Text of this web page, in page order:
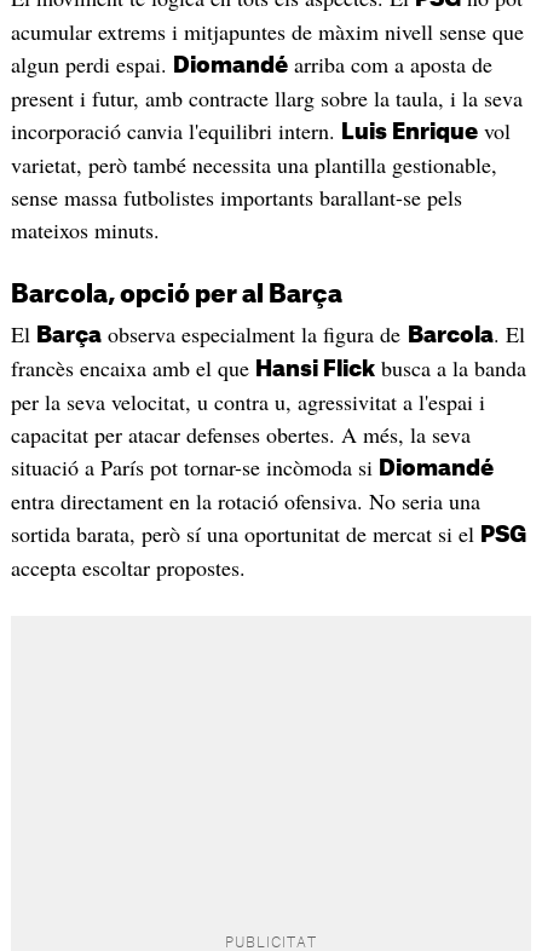
acumular extrems i mitjapuntes de màxim nivell sense que
algun perdi espai.
Diomandéarriba com a aposta de
present i futur, amb contracte llarg sobre la taula, i la seva
incorporació canvia l'equilibri intern.
Luis Enriquevol
varietat, però també necessita una plantilla gestionable,
sense massa futbolistes importants barallant-se pels
mateixos minuts.
Barcola, opció per al Barça
El Barçaobserva especialment la figura de Barcola. El
francès encaixa amb el que Hansi Flickbusca a la banda
per la seva velocitat, u contra u, agressivitat a l'espai i
capacitat per atacar defenses obertes. A més, la seva
situació a París pot tornar-se incòmoda si Diomandé
entra directament en la rotació ofensiva. No seria una
sortida barata, però sí una oportunitat de mercat si el PSG
accepta escoltar propostes.